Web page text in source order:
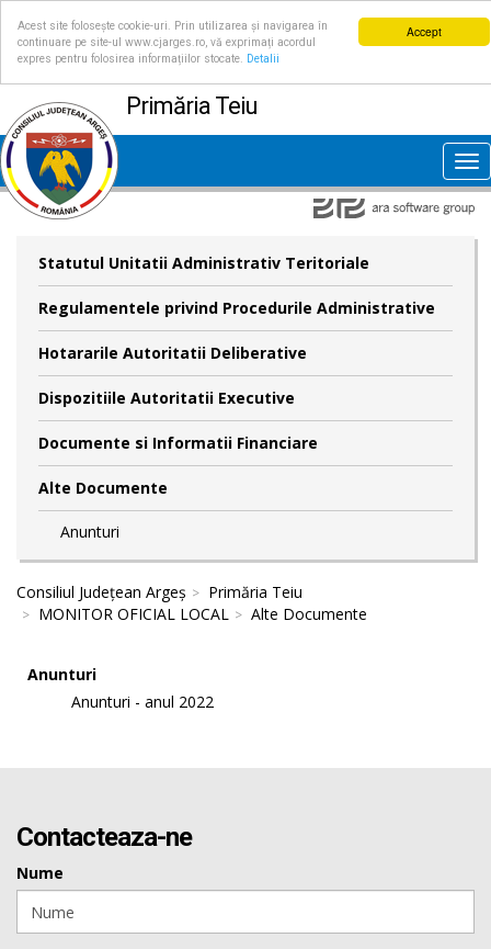
Accept
Acest site folosește cookie-uri. Prin utilizarea și navigarea în
continuare pe site-ul www.cjarges.ro, vă exprimați acordul
expres pentru folosirea informațiilor stocate.
Detalii
Primăria Teiu
Statutul Unitatii Administrativ Teritoriale
Regulamentele privind Procedurile Administrative
Hotararile Autoritatii Deliberative
Dispozitiile Autoritatii Executive
Documente si Informatii Financiare
Alte Documente
Anunturi
Consiliul Județean Argeș
Primăria Teiu
MONITOR OFICIAL LOCAL
Alte Documente
Anunturi
Anunturi - anul 2022
Contacteaza-ne
Nume